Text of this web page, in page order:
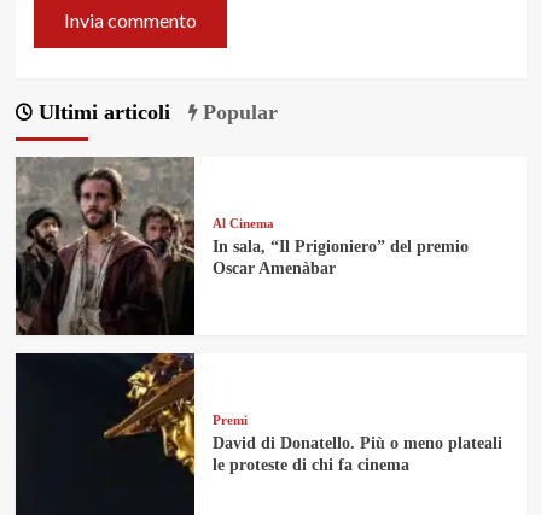
Ultimi articoli Popular
Al Cinema
In sala, “Il Prigioniero” del premio
Oscar Amenàbar
Premi
David di Donatello. Più o meno plateali
le proteste di chi fa cinema